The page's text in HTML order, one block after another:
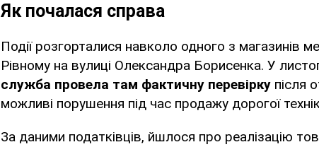
Як почалася справа
Події розгорталися навколо одного з магазинів
Рівному на вулиці Олександра Борисенка. У
служба провела там фактичну перевірку після
можливі порушення під час продажу дорогої
За даними податківців, йшлося про реалізацію